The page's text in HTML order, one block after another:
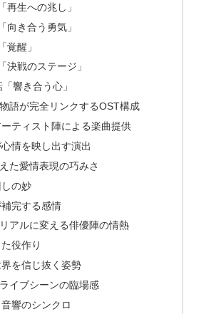
再生への兆し」
向き合う勇気」
覚醒」
決戦のステージ」
響き合う心」
語が完全リンクするOST構成
ティスト陣による楽曲提供
情を映し出す演出
た愛情表現の巧みさ
の妙
完する感情
アルに変える俳優陣の情熱
役作り
を信じ抜く姿勢
イブシーンの臨場感
響のシンクロ